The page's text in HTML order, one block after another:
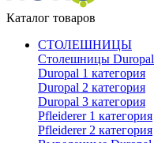
Каталог товаров
СТОЛЕШНИЦЫ
Столешницы Duropal
Duropal 1 категория
Duropal 2 категория
Duropal 3 категория
Pfleiderer 1 категория
Pfleiderer 2 категория